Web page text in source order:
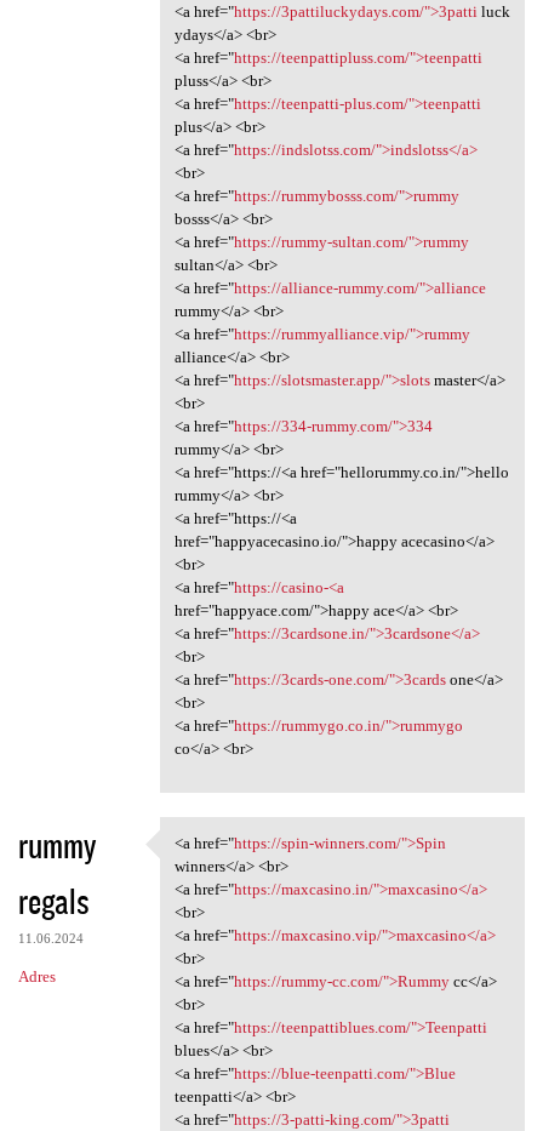
<a href="https://3pattiluckydays.com/">3patti luck
ydays</a> <br>
<a href="https://teenpattipluss.com/">teenpatti
pluss</a> <br>
<a href="https://teenpatti-plus.com/">teenpatti
plus</a> <br>
<a href="https://indslotss.com/">indslotss</a>
<br>
<a href="https://rummybosss.com/">rummy
bosss</a> <br>
<a href="https://rummy-sultan.com/">rummy
sultan</a> <br>
<a href="https://alliance-rummy.com/">alliance
rummy</a> <br>
<a href="https://rummyalliance.vip/">rummy
alliance</a> <br>
<a href="https://slotsmaster.app/">slotsmaster</a>
<br>
<a href="https://334-rummy.com/">334
rummy</a> <br>
<a href="https://<a href="hellorummy.co.in/">hello
rummy</a> <br>
<a href="https://<a
href="happyacecasino.io/">happy acecasino</a>
<br>
<a href="https://casino-<a
href="happyace.com/">happy ace</a> <br>
<a href="https://3cardsone.in/">3cardsone</a>
<br>
<a href="https://3cards-one.com/">3cardsone</a>
<br>
<a href="https://rummygo.co.in/">rummygo
co</a> <br>
rummy
regals
11.06.2024
Adres
<a href="https://spin-winners
<a href="https://spin-winners.com/">Spin
winners</a> <br>
<a href="https://maxcasino.in/">maxcasino</a>
<br>
<a href="https://maxcasino.vip/">maxcasino</a>
<br>
<a href="https://rummy-cc.com/">Rummycc</a>
<br>
<a href="https://teenpattiblues.com/">Teenpatti
blues</a> <br>
<a href="https://blue-teenpatti.com/">Blue
teenpatti</a> <br>
<a href="https://3-patti-king.com/">3patti